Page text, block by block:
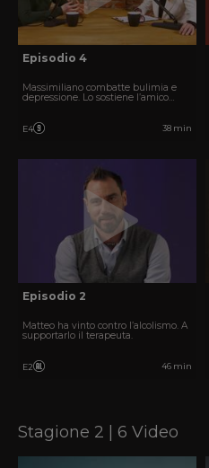
Episodio 4
Massimiliano combatte bulimia e
depressione. Lo sostiene l’amico
E4 38 min
Episodio 2
Matteo ha vinto contro l’alcolismo. A
supportarlo il terapeuta.
E2 46 min
Stagione 2 | 6 Video